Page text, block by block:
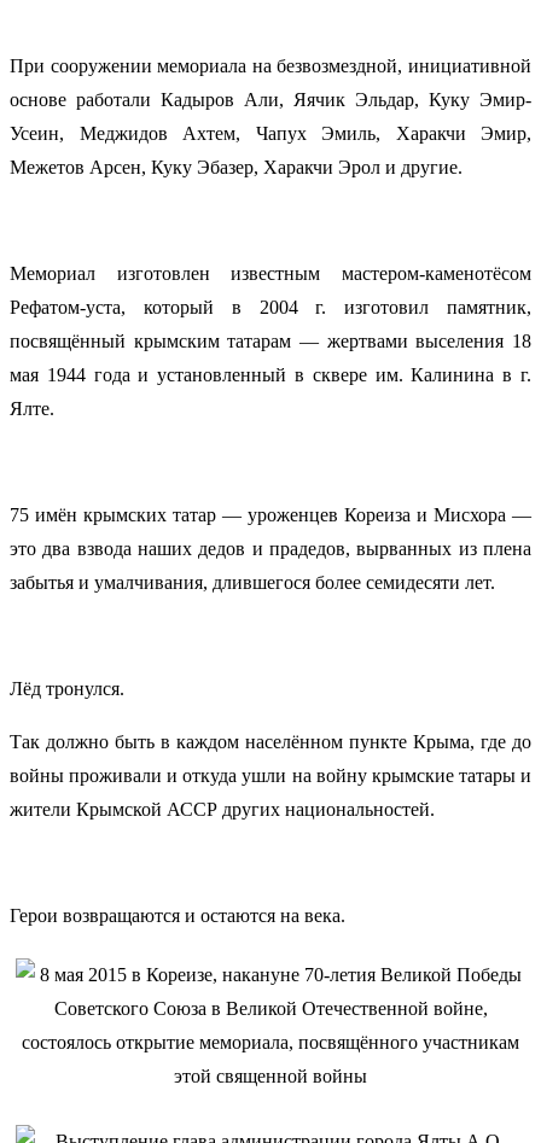
При сооружении мемориала на безвозмездной, инициативной
основе работали Кадыров Али, Яячик Эльдар, Куку Эмир-
Усеин, Меджидов Ахтем, Чапух Эмиль, Харакчи Эмир,
Межетов Арсен, Куку Эбазер, Харакчи Эрол и другие.
Мемориал изготовлен известным мастером-каменотёсом
Рефатом-уста, который в 2004 г. изготовил памятник,
посвящённый крымским татарам — жертвами выселения 18
мая 1944 года и установленный в сквере им. Калинина в г.
Ялте.
75 имён крымских татар — уроженцев Кореиза и Мисхора —
это два взвода наших дедов и прадедов, вырванных из плена
забытья и умалчивания, длившегося более семидесяти лет.
Лёд тронулся.
Так должно быть в каждом населённом пункте Крыма, где до
войны проживали и откуда ушли на войну крымские татары и
жители Крымской АССР других национальностей.
Герои возвращаются и остаются на века.